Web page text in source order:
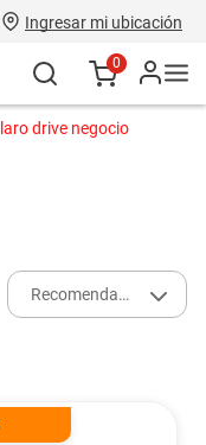
Ingresar mi ubicación
0
claro drive negocio
Recomendados